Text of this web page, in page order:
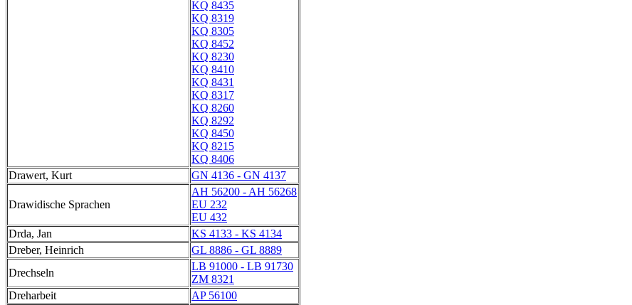
KQ 8435
KQ 8319
KQ 8305
KQ 8452
KQ 8230
KQ 8410
KQ 8431
KQ 8317
KQ 8260
KQ 8292
KQ 8450
KQ 8215
KQ 8406
Drawert, Kurt
GN 4136 - GN 4137
Drawidische Sprachen
AH 56200 - AH 56268
EU 232
EU 432
Drda, Jan
KS 4133 - KS 4134
Dreber, Heinrich
GL 8886 - GL 8889
Drechseln
LB 91000 - LB 91730
ZM 8321
Dreharbeit
AP 56100